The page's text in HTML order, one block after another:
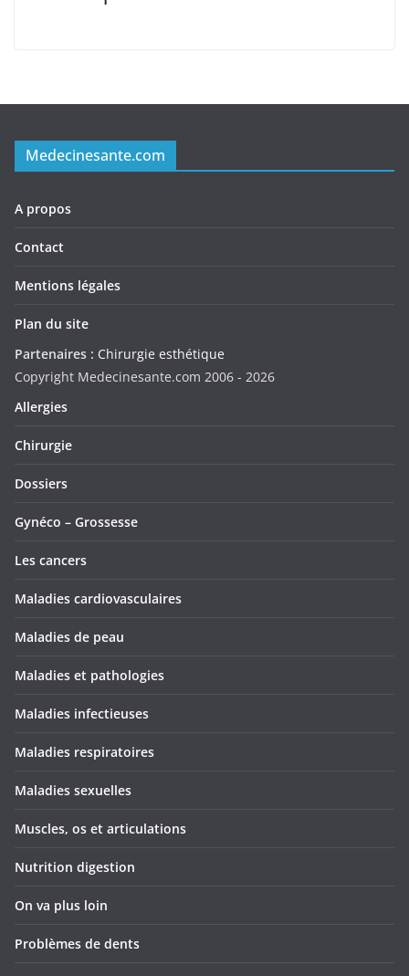
Medecinesante.com
A propos
Contact
Mentions légales
Plan du site
Partenaires : Chirurgie esthétique
Copyright Medecinesante.com 2006 - 2026
Allergies
Chirurgie
Dossiers
Gynéco – Grossesse
Les cancers
Maladies cardiovasculaires
Maladies de peau
Maladies et pathologies
Maladies infectieuses
Maladies respiratoires
Maladies sexuelles
Muscles, os et articulations
Nutrition digestion
On va plus loin
Problèmes de dents